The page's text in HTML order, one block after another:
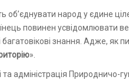
повинен усвідомлювати
знання. Адже, як
».
та адміністрація